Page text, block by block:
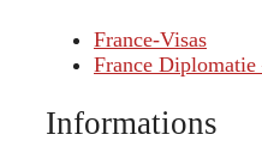
France-Visas
France Diplomatie
Informations